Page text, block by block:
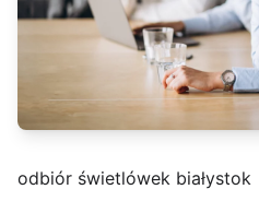
odbiór świetlówek białystok